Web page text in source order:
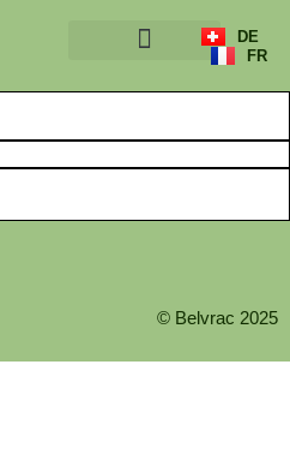
DE
FR
© Belvrac 2025